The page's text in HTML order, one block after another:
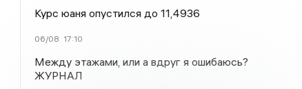
Курс юаня опустился до 11,4936
06/08 17:10
Между этажами, или а вдруг я ошибаюсь?
ЖУРНАЛ